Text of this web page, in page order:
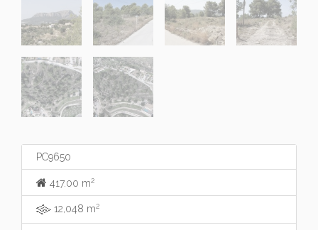
PC9650
417.00 m2
12,048 m2